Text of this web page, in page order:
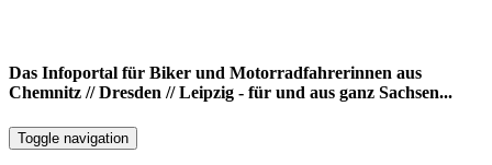
Das Infoportal für Biker und Motorradfahrerinnen aus
Chemnitz // Dresden // Leipzig - für und aus ganz Sachsen...
Toggle navigation